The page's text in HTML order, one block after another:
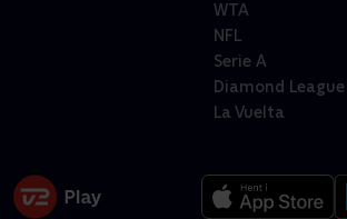
WTA
NFL
Serie A
Diamond League
La Vuelta